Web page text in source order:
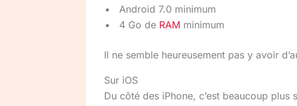
Android 7.0 minimum
4 Go de RAM minimum
Il ne semble heureusement pas y avoir
Sur iOS
Du côté des iPhone, c’est beaucoup